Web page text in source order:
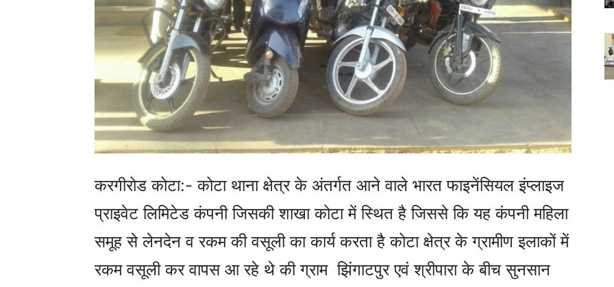
करगीरोड कोटा:- कोटा थाना क्षेत्र के अंतर्गत आने वाले भारत फाइनेंसियल इंप्लाइज
प्राइवेट लिमिटेड कंपनी जिसकी शाखा कोटा में स्थित है जिससे कि यह कंपनी महिला
समूह से लेनदेन व रकम की वसूली का कार्य करता है कोटा क्षेत्र के ग्रामीण इलाकों में
रकम वसूली कर वापस आ रहे थे की ग्राम झिंगाटपुर एवं श्रीपारा के बीच सुनसान